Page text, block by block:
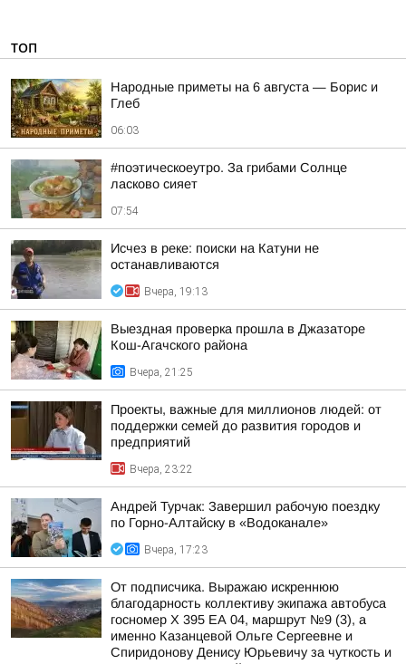
ТОП
Hapoдныe пpимeты нa 6 aвгуcтa — Бopиc и
Глeб
06:03
#поэтическоеутро. За грибами Солнце
ласково сияет
07:54
Исчез в реке: поиски на Катуни не
останавливаются
Вчера, 19:13
Выездная проверка прошла в Джазаторе
Кош-Агачского района
Вчера, 21:25
Проекты, важные для миллионов людей: от
поддержки семей до развития городов и
предприятий
Вчера, 23:22
Андрей Турчак: Завершил рабочую поездку
по Горно-Алтайску в «Водоканале»
Вчера, 17:23
От подписчика. Выражаю искреннюю
благодарность коллективу экипажа автобуса
госномер X 395 ЕА 04, маршрут №9 (3), а
именно Казанцевой Ольге Сергеевне и
Спиридонову Денису Юрьевичу за чуткость и